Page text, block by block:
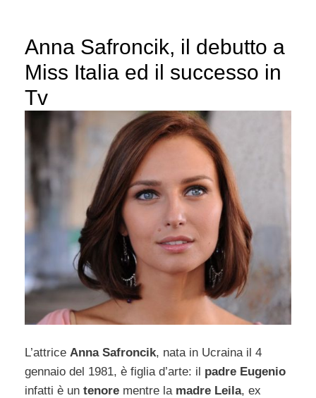
Anna Safroncik, il debutto a
Miss Italia ed il successo in
Tv
L’attrice Anna Safroncik, nata in Ucraina il 4
gennaio del 1981, è figlia d’arte: il padre Eugenio
infatti è un tenore mentre la madre Leila, ex